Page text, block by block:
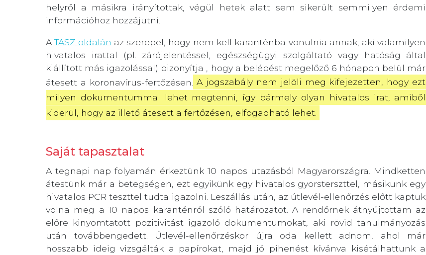
helyről a másikra irányítottak, végül hetek alatt sem sikerült semmilyen érdemi
információhoz hozzájutni.
ATASZ oldalán az szerepel, hogy nem kell karanténba vonulnia annak, aki valamilyen
hivatalos irattal (pl. zárójelentéssel, egészségügyi szolgáltató vagy hatóság által
kiállított más igazolással) bizonyítja , hogy a belépést megelőző 6 hónapon belül már
átesett a koronavírus-fertőzésen. A jogszabály nem jelöli meg kifejezetten, hogy ezt
milyen dokumentummal lehet megtenni, így bármely olyan hivatalos irat, amiből
kiderül, hogy az illető átesett a fertőzésen, elfogadható lehet.
Saját tapasztalat
A tegnapi nap folyamán érkeztünk 10 napos utazásból Magyarországra. Mindketten
átestünk már a betegségen, ezt egyikünk egy hivatalos gyorsterszttel, másikunk egy
hivatalos PCR teszttel tudta igazolni. Leszállás után, az útlevél-ellenőrzés előtt kaptuk
volna meg a 10 napos karanténról szóló határozatot. A rendőrnek átnyújtottam az
előre kinyomtatott pozitivitást igazoló dokumentumokat, aki rövid tanulmányozás
után továbbengedett. Útlevél-ellenőrzéskor újra oda kellett adnom, ahol már
hosszabb ideig vizsgálták a papírokat, majd jó pihenést kívánva kisétálhattunk a